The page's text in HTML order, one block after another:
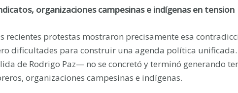
organizaciones campesinas e indígenas en tension
recientes protestas mostraron precisamente esa
dificultades para construir una agenda política
de Rodrigo Paz— no se concretó y terminó generando
organizaciones campesinas e indígenas.